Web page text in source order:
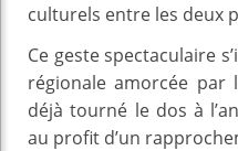
culturels entre les deux
Ce geste spectaculaire
régionale amorcée
déjà tourné le dos à
au profit d’un